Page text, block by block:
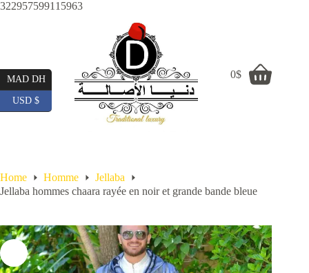
322957599115963Skip
Shopping
0$
Home Homme
Jellaba
Jellaba hommes chaara rayée en noir et grande bande bleue
MAD DH
USD $